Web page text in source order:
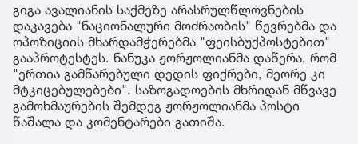
გიგა ავალიანის საქმეზე არასრულწლოვნების
დაკავება "ნაციონალური მოძრაობის" წევრებმა და
ოპოზიციის მხარდამჭერებმა "ფეისბუქპოსტებით"
გააპროტესტეს. ნანუკა ჟორჟოლიანმა დაწერა, რომ
"ერთია გამწარებული დედის ფიქრები, მეორე კი
მტკიცებულებები". საზოგადოების მხრიდან მწვავე
გამოხმაურების შემდეგ ჟორჟოლიანმა პოსტი
წაშალა და კომენტარები გათიშა.